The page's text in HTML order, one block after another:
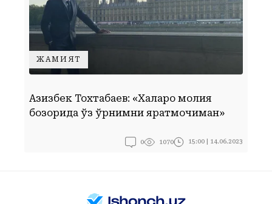
ЖАМИЯТ
Азизбек Тохтабаев: «Халқаро молия
бозорида ўз ўрнимни яратмоқчиман»
0 1070 15:00 | 14.06.2023